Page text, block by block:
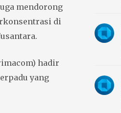
mendorong
di
hadir
yang